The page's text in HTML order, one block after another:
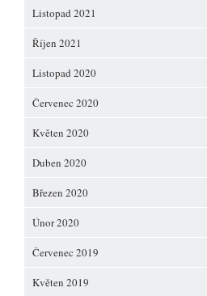
Listopad 2021
Říjen 2021
Listopad 2020
Červenec 2020
Květen 2020
Duben 2020
Březen 2020
Únor 2020
Červenec 2019
Květen 2019